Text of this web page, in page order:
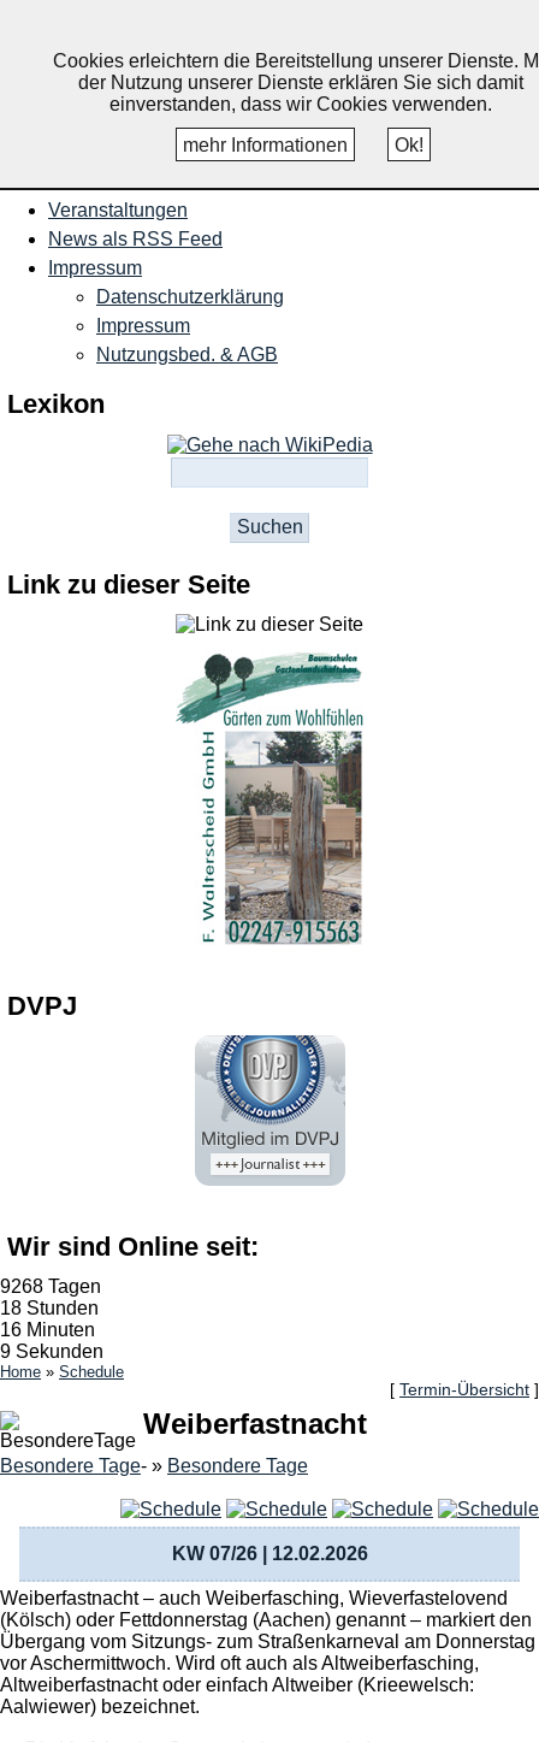
Ruppichteroth, Schönenberg,
Winterscheid
Veranstaltungen
News als RSS Feed
Impressum
Datenschutzerklärung
Impressum
Nutzungsbed. & AGB
Lexikon
Link zu dieser Seite
DVPJ
Wir sind Online seit:
9268 Tagen
18 Stunden
16 Minuten
10 Sekunden
Home » Schedule
[ Termin-Übersicht ]
Weiberfastnacht
Besondere Tage- » Besondere Tage
KW 07/26 | 12.02.2026
Weiberfastnacht – auch Weiberfasching, Wieverfastelovend
(Kölsch) oder Fettdonnerstag (Aachen) genannt – markiert den
Übergang vom Sitzungs- zum Straßenkarneval am Donnerstag
vor Aschermittwoch. Wird oft auch als Altweiberfasching,
Altweiberfastnacht oder einfach Altweiber (Krieewelsch:
Aalwiewer) bezeichnet.
Cookies erleichtern die Bereitstellung unserer Dienste.
der Nutzung unserer Dienste erklären Sie sich damit
einverstanden, dass wir Cookies verwenden.
mehr Informationen
Ok!